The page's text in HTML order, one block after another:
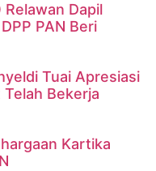
Dapil
PAN Beri
Tuai Apresiasi
Bekerja
Kartika